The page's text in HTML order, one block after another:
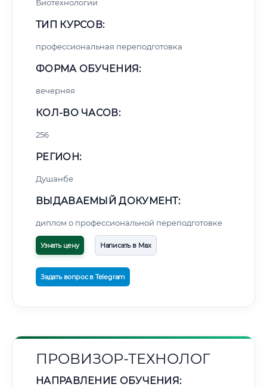
Биотехнологии
ТИП КУРСОВ:
профессиональная переподготовка
ФОРМА ОБУЧЕНИЯ:
вечерняя
КОЛ-ВО ЧАСОВ:
256
РЕГИОН:
Душанбе
ВЫДАВАЕМЫЙ ДОКУМЕНТ:
диплом о профессиональной переподготовке
Узнать цену Написать в Max
Задать вопрос в Telegram
ПРОВИЗОР-ТЕХНОЛОГ
НАПРАВЛЕНИЕ ОБУЧЕНИЯ: